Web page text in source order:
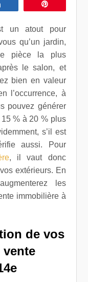
un atout pour
qu’un jardin,
pièce la plus
le salon, et
bien en valeur
l’occurrence, à
pouvez générer
% à 20 % plus
s’il est
aussi. Pour
, il vaut donc
extérieurs. En
les
immobilière à
de vos
vente